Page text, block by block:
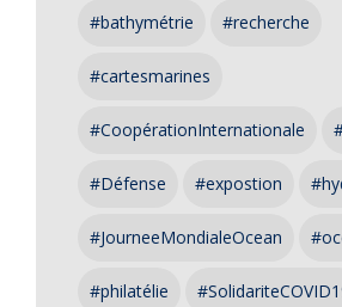
#bathymétrie #recherche
#cartesmarines
#CoopérationInternationale
#Défense #expostion
#JourneeMondialeOcean
#philatélie